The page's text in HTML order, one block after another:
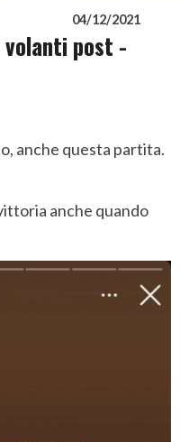
04/12/2021
post -
anche questa partita.
anche quando